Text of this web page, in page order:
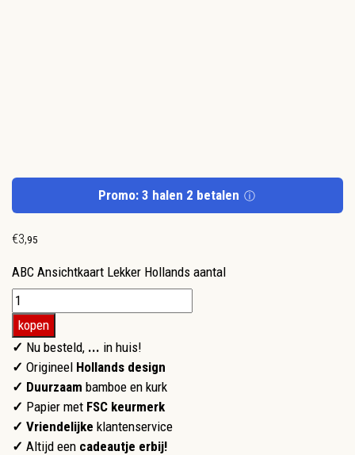
Promo: 3 halen 2 betalen ⓘ
€3,95
ABC Ansichtkaart Lekker Hollands aantal
kopen
✓ Nu besteld, ... in huis!
✓ Origineel Hollands design
✓ Duurzaam bamboe en kurk
✓ Papier met FSC keurmerk
✓ Vriendelijke klantenservice
✓ Altijd een cadeautje erbij!